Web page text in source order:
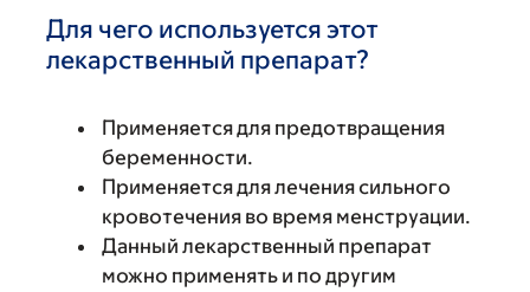
Для чего используется этот
лекарственный препарат?
Применяется для предотвращения
беременности.
Применяется для лечения сильного
кровотечения во время менструации.
Данный лекарственный препарат
можно применять и по другим